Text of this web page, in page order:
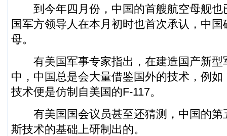
到今年四月份，中国的首艘航空母舰也
国军方领导人在本月初时也首次承认，中
母。
有美国军事专家指出，在建造国产新型
中，中国总是会大量借鉴国外的技术，例
技术便是仿制自美国的F-117。
有美国国会议员甚至还猜测，中国的第
斯技术的基础上研制出的。